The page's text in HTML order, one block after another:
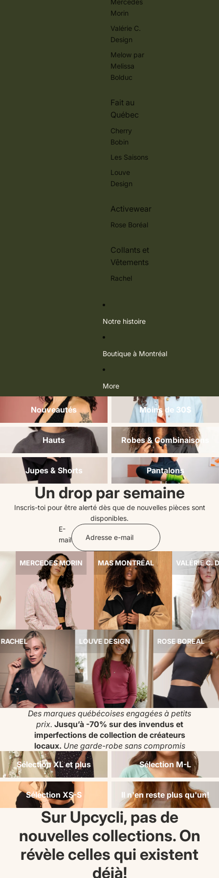
Mercedes
Morin
Valérie C.
Design
Melow par
Melissa
Bolduc
Fait au
Québec
Cherry
Bobin
Les Saisons
Louve
Design
Activewear
Rose Boréal
Collants et
Vêtements
Rachel
Notre histoire
Boutique à Montréal
More
Nouveautés
Moins de 30$
Moins de 30$
Hauts
Robes & Combinaisons
Robes & Combinaisons
Jupes & Shorts
Jupes & Shorts
Pantalons
Pantalons
Un drop par semaine
Inscris-toi pour être alerté dès que de nouvelles pièces sont
disponibles.
E-
mail
MERCEDES MORIN MAS MONTRÉAL VALÉRIE C.
RACHEL LOUVE DESIGN ROSE BOREAL
Des marques québécoises engagées à petits
prix. Jusqu’à -70% sur des invendus et
imperfections de collection de créateurs
locaux. Une garde-robe sans compromis
Sélection XL et plus
Sélection XL et plus
Sélection M-L
Sélection M-L
Sélection XS-S
Sélection XS-S
Il n'en reste plus qu'un!
Il n'en reste plus qu'un!
Sur Upcycli, pas de
nouvelles collections. On
révèle celles qui existent
déjà!